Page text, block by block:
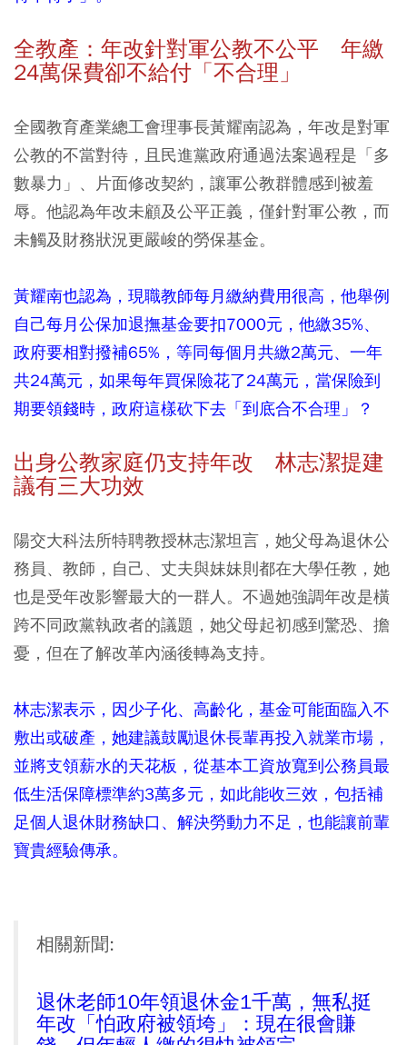
全教產：年改針對軍公教不公平 年繳
24萬保費卻不給付「不合理」
全國教育產業總工會理事長黃耀南認為，年改是對軍
公教的不當對待，且民進黨政府通過法案過程是「多
數暴力」、片面修改契約，讓軍公教群體感到被羞
辱。他認為年改未顧及公平正義，僅針對軍公教，而
未觸及財務狀況更嚴峻的勞保基金。
黃耀南也認為，現職教師每月繳納費用很高，他舉例
自己每月公保加退撫基金要扣7000元，他繳35%、
政府要相對撥補65%，等同每個月共繳2萬元、一年
共24萬元，如果每年買保險花了24萬元，當保險到
期要領錢時，政府這樣砍下去「到底合不合理」？
出身公教家庭仍支持年改 林志潔提建
議有三大功效
陽交大科法所特聘教授林志潔坦言，她父母為退休公
務員、教師，自己、丈夫與妹妹則都在大學任教，她
也是受年改影響最大的一群人。不過她強調年改是橫
跨不同政黨執政者的議題，她父母起初感到驚恐、擔
憂，但在了解改革內涵後轉為支持。
林志潔表示，因少子化、高齡化，基金可能面臨入不
敷出或破產，她建議鼓勵退休長輩再投入就業市場，
並將支領薪水的天花板，從基本工資放寬到公務員最
低生活保障標準約3萬多元，如此能收三效，包括補
足個人退休財務缺口、解決勞動力不足，也能讓前輩
寶貴經驗傳承。
相關新聞:
退休老師10年領退休金1千萬，無私挺
年改「怕政府被領垮」：現在很會賺